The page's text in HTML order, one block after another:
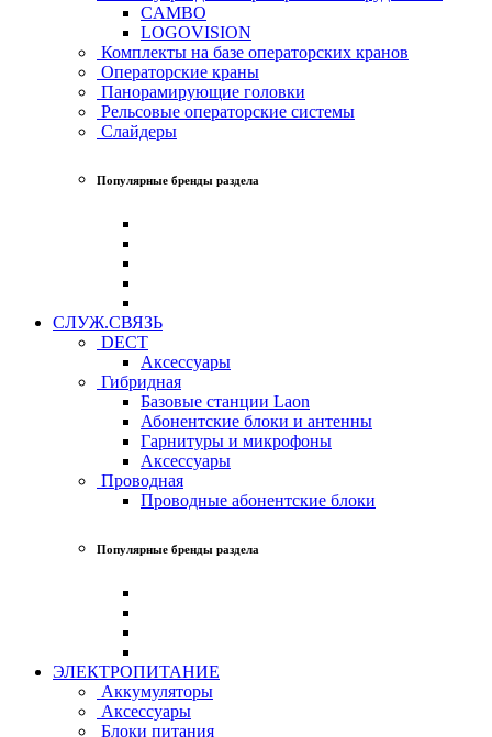
CAMBO
LOGOVISION
Комплекты на базе операторских кранов
Операторские краны
Панорамирующие головки
Рельсовые операторские системы
Слайдеры
Популярные бренды раздела
СЛУЖ.СВЯЗЬ
DECT
Аксессуары
Гибридная
Базовые станции Laon
Абонентские блоки и антенны
Гарнитуры и микрофоны
Аксессуары
Проводная
Проводные абонентские блоки
Популярные бренды раздела
ЭЛЕКТРОПИТАНИЕ
Аккумуляторы
Аксессуары
Блоки питания